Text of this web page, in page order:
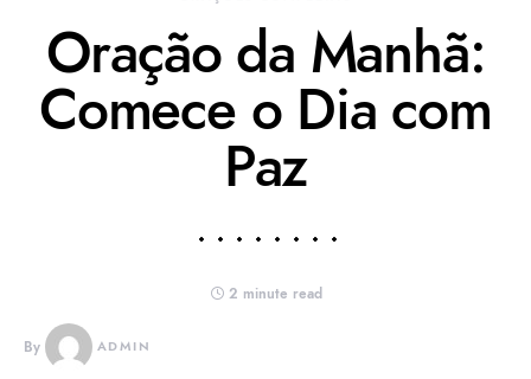
Oração da Manhã:
Comece o Dia com
Paz
2 minute read
By ADMIN